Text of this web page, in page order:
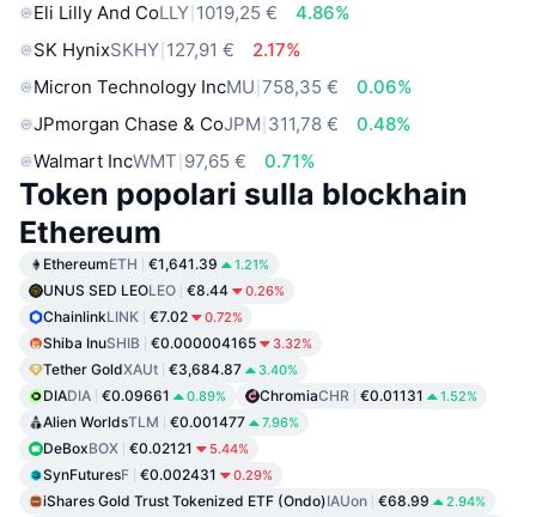
Eli Lilly And CoLLY 1019,25 €
4.86%
SK HynixSKHY 127,91 €
2.17%
Micron Technology IncMU 758,35 €
0.06%
JPmorgan Chase & CoJPM 311,78 €
0.48%
Walmart IncWMT 97,65 € 0.71%
Token popolari sulla blockhain
Ethereum
EthereumETH €1,641.39 1.21%
UNUS SED LEOLEO €8.44 0.26%
ChainlinkLINK €7.02 0.72%
Shiba InuSHIB €0.000004165 3.32%
Tether GoldXAUt €3,684.87 3.40%
DIADIA €0.09661 0.89% ChromiaCHR €0.01131 1.52%
Alien WorldsTLM €0.001477 7.96%
DeBoxBOX €0.02121 5.44%
SynFuturesF €0.002431 0.29%
iShares Gold Trust Tokenized ETF (Ondo)IAUon €68.99 2.94%